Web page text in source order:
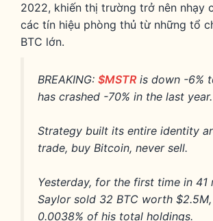
2022, khiến thị trường trở nên nhạy
các tín hiệu phòng thủ từ những tổ
BTC lớn.
BREAKING: $MSTRis down -6%
has crashed -70% in the last year.
Strategy built its entire identity
trade, buy Bitcoin, never sell.
Yesterday, for the first time in 41
Saylor sold 32 BTC worth
0.0038% of his total holdings.